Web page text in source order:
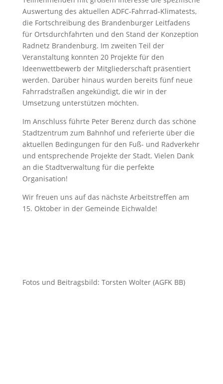
Auswertung des aktuellen ADFC-Fahrrad-Klimatests,
die Fortschreibung des Brandenburger Leitfadens
für Ortsdurchfahrten und den Stand der Konzeption
Radnetz Brandenburg. Im zweiten Teil der
Veranstaltung konnten 20 Projekte für den
Ideenwettbewerb der Mitgliederschaft präsentiert
werden. Darüber hinaus wurden bereits fünf neue
Fahrradstraßen angekündigt, die wir in der
Umsetzung unterstützen möchten.
Im Anschluss führte Peter Berenz durch das schöne
Stadtzentrum zum Bahnhof und referierte über die
aktuellen Bedingungen für den Fuß- und Radverkehr
und entsprechende Projekte der Stadt. Vielen Dank
an die Stadtverwaltung für die perfekte
Organisation!
Wir freuen uns auf das nächste Arbeitstreffen am
15. Oktober in der Gemeinde Eichwalde!
Fotos und Beitragsbild: Torsten Wolter (AGFK BB)